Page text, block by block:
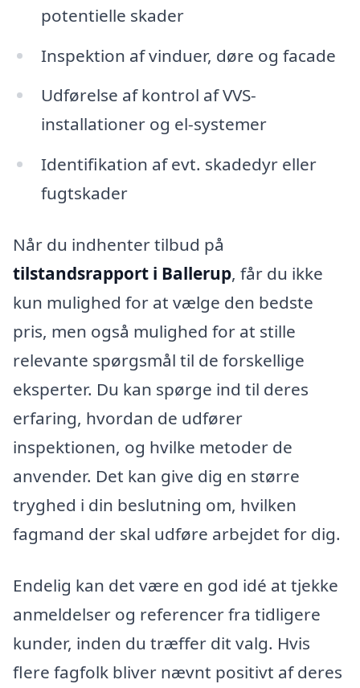
potentielle skader
Inspektion af vinduer, døre og facade
Udførelse af kontrol af VVS-
installationer og el-systemer
Identifikation af evt. skadedyr eller
fugtskader
Når du indhenter tilbud på
tilstandsrapport i Ballerup, får du ikke
kun mulighed for at vælge den bedste
pris, men også mulighed for at stille
relevante spørgsmål til de forskellige
eksperter. Du kan spørge ind til deres
erfaring, hvordan de udfører
inspektionen, og hvilke metoder de
anvender. Det kan give dig en større
tryghed i din beslutning om, hvilken
fagmand der skal udføre arbejdet for dig.
Endelig kan det være en god idé at tjekke
anmeldelser og referencer fra tidligere
kunder, inden du træffer dit valg. Hvis
flere fagfolk bliver nævnt positivt af deres